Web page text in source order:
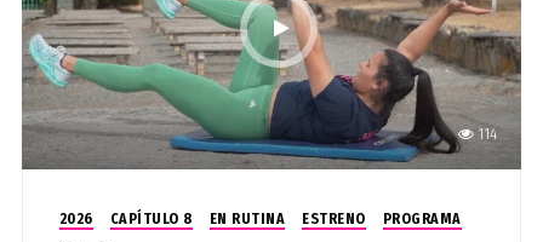
114
2026 CAPÍTULO 8 EN RUTINA ESTRENO
PROGRAMA